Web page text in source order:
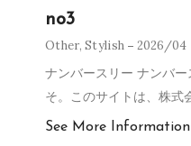
no3
Other,Stylish 2026/04
ナンバースリー ナンバ
そ。このサイトは、株式
See More Information